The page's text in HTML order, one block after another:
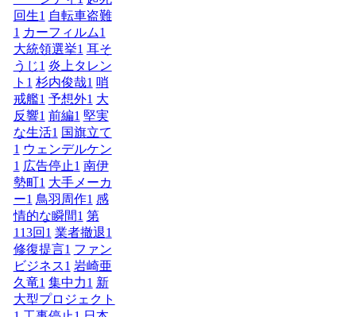
回生1 自転車盗難
1 カーフィルム1
大統領選挙1 耳そ
うじ1 炎上タレン
ト 1 杉内俊哉1 哨
戒艦1 予想外1 大
反響1 前編1 堅実
な生活1 国旗立て
1 ウェンデルケン
1 広告停止1 南伊
勢町1 大手メーカ
ー1 鳥羽周作1 感
情的な瞬間1 第
113回 1 業者撤退1
修復提言1 ファン
ビジネス1 岩崎亜
久竜1 集中力1 新
大型プロジェクト